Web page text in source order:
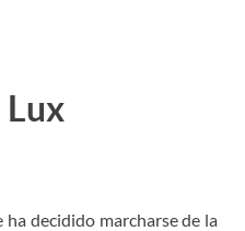
Lux
decidido marcharse de la